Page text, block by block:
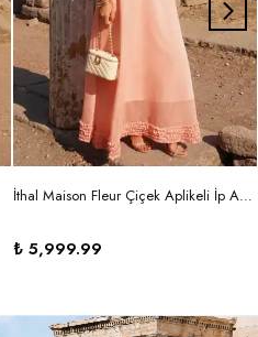
İthal Maison Fleur Çiçek Aplikeli İp Askılı Maxi Elbise
₺ 5,999.99